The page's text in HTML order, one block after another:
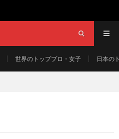
世界のトッププロ・女子 日本の